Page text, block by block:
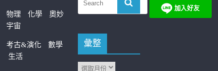
物理 化學
奧妙
宇宙
考古&演化
數學
生活
彙整